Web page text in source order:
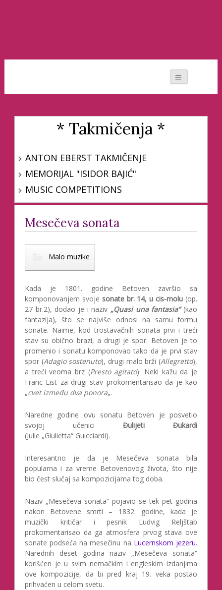
* Takmičenja *
ANTON EBERST TAKMIČENJE
MEMORIJAL "ISIDOR BAJIĆ"
MUSIC COMPETITIONS
Mesečeva sonata
Malo muzike
Kada je 1801. godine Betoven završio sa
komponovanjem svoje sonate br. 14, u cis-molu (op.
27 br.2), dodao je i naziv „Quasi una fantasia“ (kao
fantazija), što se najviše odnosi na samu formu
sonate. Naime, kod trostavačnih sonata prvi i treći
stav su obično brazi, a drugi je spor. Betoven je to
promenio i sonatu komponovao tako da je prvi stav
spor (Adagio sostenuto), drugi malo brži (Allegretto),
a treći veoma brz (Presto agitato). Neki kažu da je
Franc List za drugi stav prokomentarisao da je kao
„cvet između dva ponora„.
Naredne godine ovu sonatu Betoven je posvetio
svojoj učeniciĐulijeti Đukardi
(Julie „Giulietta“ Guicciardi).
Interesantno je da je Mesečeva sonata bila
popularna i za vreme Betovenovog života, što nije
bio čest slučaj sa kompozicijama tog doba.
Naziv „Mesečeva sonata“ pojavio se tek pet godina
nakon Betovene smrti – 1832. godine, kada je
muzički kritičar i pesnik Ludvig Reljštab
prokomentarisao da ga atmosfera prvog stava ove
sonate podseća na mesečinu na Lucernskom jezeru.
Narednih deset godina naziv „Mesečeva sonata“
korišćen je u svim nemačkim i engleskim izdanjima
ove kompozicije, da bi pred kraj 19. veka postao
prihvaćen u celom svetu.